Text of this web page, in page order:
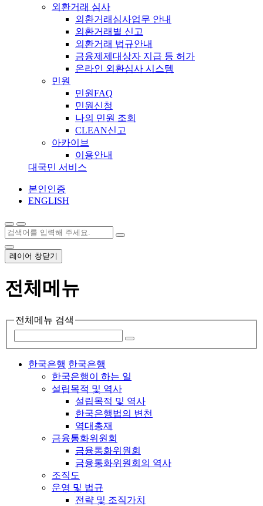
외환거래 심사
외환거래심사업무 안내
외환거래별 신고
외환거래 법규안내
금융제제대상자 지급 등 허가
온라인 외환심사 시스템
민원
민원FAQ
민원신청
나의 민원 조회
CLEAN신고
아카이브
이용안내
대국민 서비스
본인인증
ENGLISH
레이어 창닫기
전체메뉴
전체메뉴 검색
한국은행 한국은행
한국은행이 하는 일
설립목적 및 역사
설립목적 및 역사
한국은행법의 변천
역대총재
금융통화위원회
금융통화위원회
금융통화위원회의 역사
조직도
운영 및 법규
전략 및 조직가치